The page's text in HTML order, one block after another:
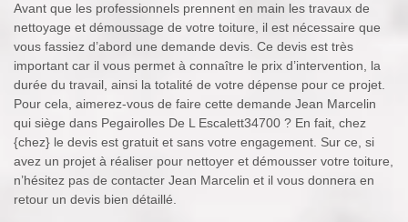
Avant que les professionnels prennent en main les travaux de
nettoyage et démoussage de votre toiture, il est nécessaire que
vous fassiez d’abord une demande devis. Ce devis est très
important car il vous permet à connaître le prix d’intervention, la
durée du travail, ainsi la totalité de votre dépense pour ce projet.
Pour cela, aimerez-vous de faire cette demande Jean Marcelin
qui siège dans Pegairolles De L Escalett34700 ? En fait, chez
{chez} le devis est gratuit et sans votre engagement. Sur ce, si
avez un projet à réaliser pour nettoyer et démousser votre toiture,
n’hésitez pas de contacter Jean Marcelin et il vous donnera en
retour un devis bien détaillé.